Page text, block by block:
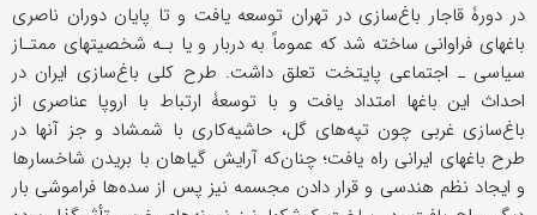
در دورۀ قاجار باغ‌سازی در تهران توسعه یافت و تا پایان دوران ناصری
باغهای فراوانی ساخته شد که عموماً به دربار و یا بـه شخصیتهای ممتـاز
سیاسی ـ اجتماعی پایتخت تعلق داشت. طرح کلی باغ‌سازی ایران در
احداث این باغها امتداد یافت و با توسعۀ ارتباط با اروپا عناصری از
باغ‌سازی غربی چون تپه‌های گل، حاشیه‌کاری با شمشاد و جز آنها در
طرح باغهای ایرانی راه یافت؛ چنان‌که آرایش گیاهان با بریدن شاخسارها
و ایجاد نظم هندسی و قرار دادن مجسمه نیز پس از سده‌ها فراموشی بار